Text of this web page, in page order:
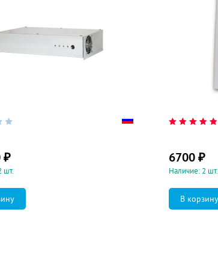
₽
шт.
6700₽
Наличие: 2 шт.